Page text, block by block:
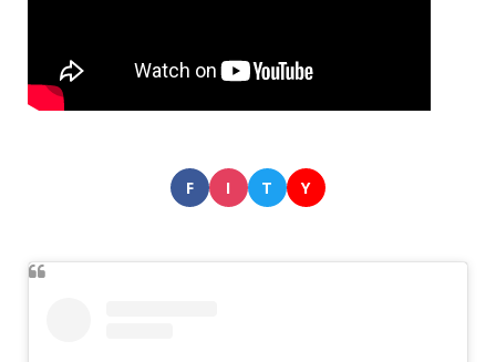
F I T Y